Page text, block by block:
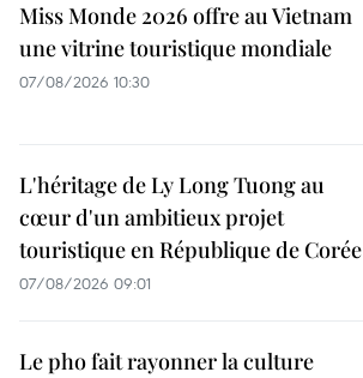
Miss Monde 2026 offre au Vietnam
une vitrine touristique mondiale
07/08/2026 10:30
L'héritage de Ly Long Tuong au
cœur d'un ambitieux projet
touristique en République de Corée
07/08/2026 09:01
Le pho fait rayonner la culture